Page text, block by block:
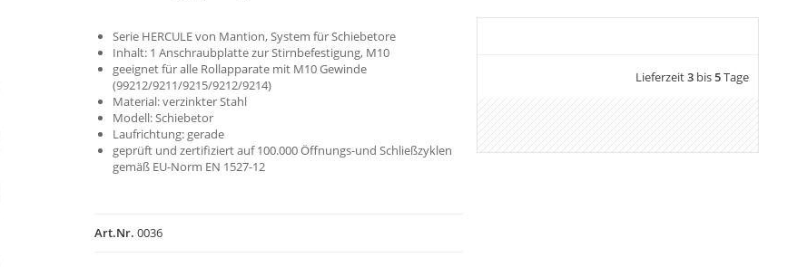
Serie HERCULE von Mantion, System für Schiebetore
Inhalt: 1 Anschraubplatte zur Stirnbefestigung, M10
geeignet für alle Rollapparate mit M10 Gewinde
(99212/9211/9215/9212/9214)
Material: verzinkter Stahl
Modell: Schiebetor
Laufrichtung: gerade
geprüft und zertifiziert auf 100.000 Öffnungs-und Schließzyklen
gemäß EU-Norm EN 1527-12
Art.Nr. 0036
Lieferzeit3bis5Tage